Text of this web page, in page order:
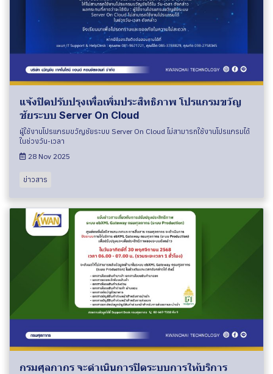
แจ้งปิดปรับปรุงเพื่อเพิ่มประสิทธิภาพ โปรแกรมขวัญ
ชัยระบบ Server On Cloud
ผู้ใช้งานโปรแกรมขวัญชัยระบบ Server On Cloud ไม่สามารถใช้งานโปรแกรมได้
ในช่วงวัน-เวลา
28 Nov 2025
ข่าวสาร
กรมศุลกากร จะดำเนินการปิดระบบการให้บริการ